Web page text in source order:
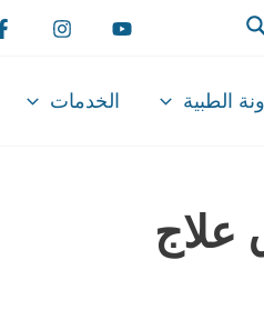
الطبية الخدمات
علاج